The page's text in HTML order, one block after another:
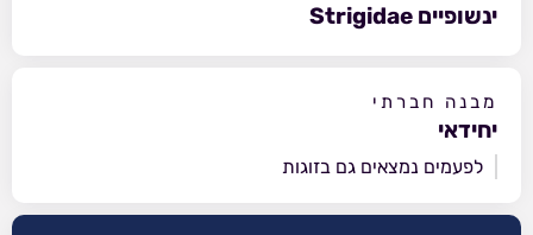
ינשופיים Strigidae
מבנה חברתי
יחידאי
לפעמים נמצאים גם בזוגות